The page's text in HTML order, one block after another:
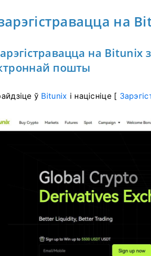
на
на
пошты
ў Bitunix і націсніце [